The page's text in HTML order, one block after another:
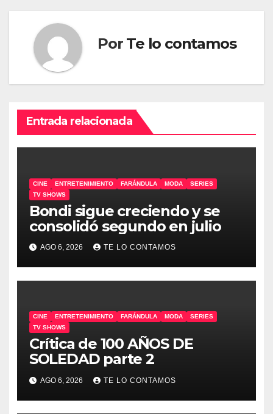
Por Te lo contamos
Entrada relacionada
CINE ENTRETENIMIENTO FARÁNDULA MODA
SERIES
TV SHOWS
Bondi sigue creciendo y se
consolidó segundo en julio
AGO 6, 2026 TE LO CONTAMOS
CINE ENTRETENIMIENTO FARÁNDULA MODA
SERIES
TV SHOWS
Crítica de 100 AÑOS DE
SOLEDAD parte 2
AGO 6, 2026 TE LO CONTAMOS